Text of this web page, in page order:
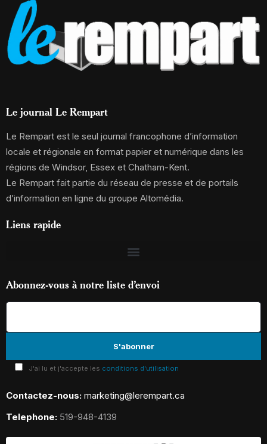
Le journal Le Rempart
Le Rempart est le seul journal francophone d’information
locale et régionale en format papier et numérique dans les
régions de Windsor, Essex et Chatham-Kent.
Le Rempart fait partie du réseau de presse et de portails
d’information en ligne du groupe Altomédia.
Liens rapide
Abonnez-vous à notre liste d’envoi
J'ai lu et j'accepte les conditions d'utilisation
Contactez-nous: marketing@lerempart.ca
Telephone: 519-948-4139